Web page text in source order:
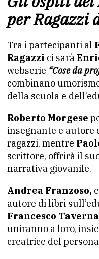
per Ragazzi
Tra i partecipanti al
Ragazzi ci sarà
webserie “Cose da
combinano
della scuola e
Roberto Morgese
insegnante e autore
ragazzi, mentre
scrittore, offrirà il
narrativa giovanile.
Andrea Franzoso,
autore di libri
Francesco Taverna
uniranno a loro,
creatrice del